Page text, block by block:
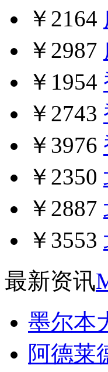
￥2164
￥2987
￥1954
￥2743
￥3976
￥2350
￥2887
￥3553
最新资讯
墨尔本
阿德莱